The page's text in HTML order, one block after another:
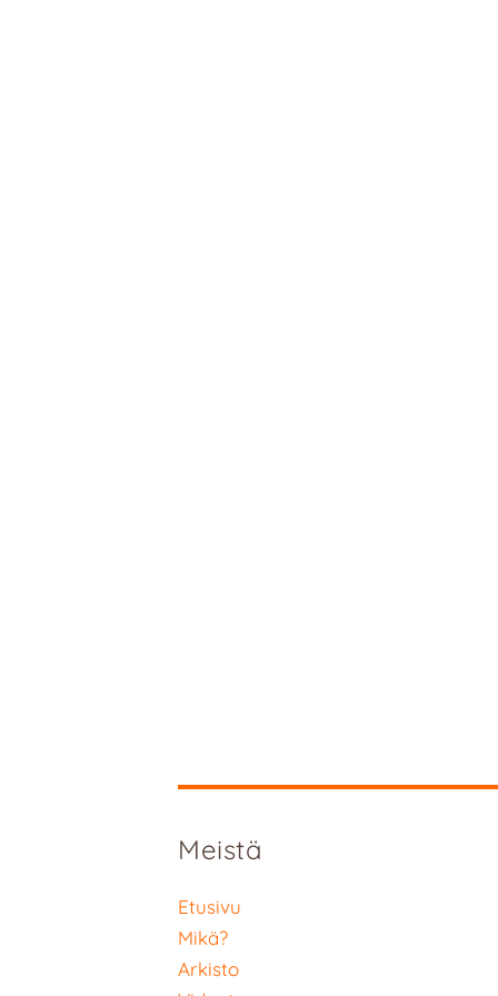
Meistä
Etusivu
Mikä?
Arkisto